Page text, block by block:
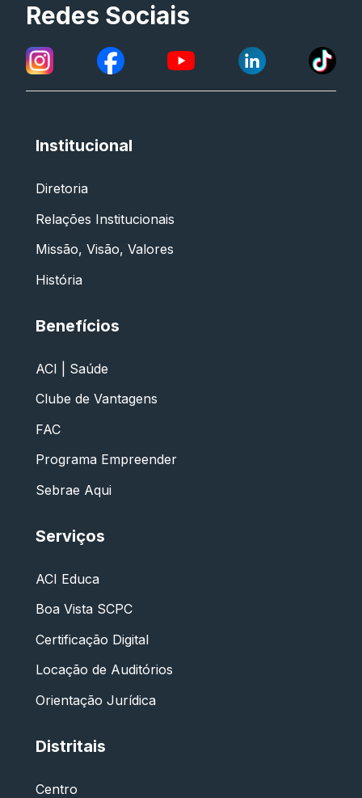
Redes Sociais
Institucional
Diretoria
Relações Institucionais
Missão, Visão, Valores
História
Benefícios
ACI | Saúde
Clube de Vantagens
FAC
Programa Empreender
Sebrae Aqui
Serviços
ACI Educa
Boa Vista SCPC
Certificação Digital
Locação de Auditórios
Orientação Jurídica
Distritais
Centro